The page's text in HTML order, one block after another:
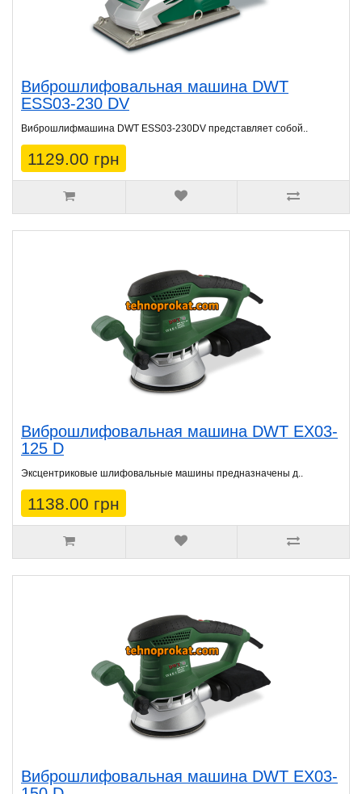
Виброшлифовальная машина DWT
ESS03-230 DV
Виброшлифмашина DWT ESS03-230DV представляет собой..
1129.00 грн
Виброшлифовальная машина DWT EX03-
125 D
Эксцентриковые шлифовальные машины предназначены д..
1138.00 грн
Виброшлифовальная машина DWT EX03-